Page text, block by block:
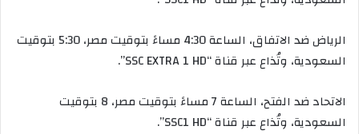
الرياضضد الاتفاق، الساعة مساءًبتوقيتمصر،
بتوقيت
السعودية، وتُذاععبر قناة“SSC EXTRA 1 HD”.
الاتحاد ضد الفتح، الساعة مساءًبتوقيتمصر،
بتوقيت
السعودية، وتُذاععبر قناة“SSC1 HD”.